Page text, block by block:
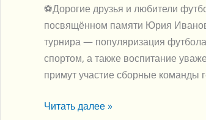
⚽Дорогие друзья и любители
посвящённом памяти Юрия
турнира — популяризация
спортом, а также воспитание
примут участие сборные команды
Читать далее »